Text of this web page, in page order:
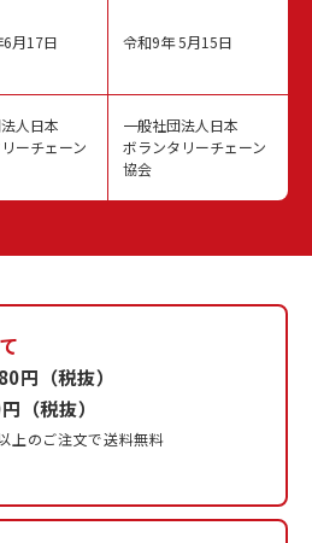
月17日
人日本
ーチェーン
令和9年 5月15日
一般社団法人日本
ボランタリーチェーン
協会
円（税抜）
（税抜）
上のご注文で送料無料